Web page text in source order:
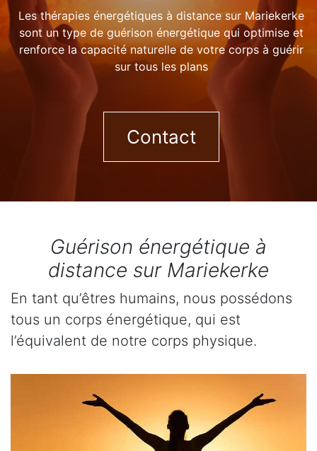
Les thérapies énergétiques à distance sur Mariekerke
sont un type de guérison énergétique qui optimise et
renforce la capacité naturelle de votre corps à guérir
sur tous les plans
Contact
Guérison énergétique à
distance sur Mariekerke
En tant qu’êtres humains, nous possédons
tous un corps énergétique, qui est
l’équivalent de notre corps physique.